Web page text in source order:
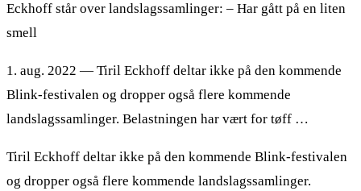
Eckhoff står over landslagssamlinger: – Har gått på en liten
smell
1. aug. 2022 — Tiril Eckhoff deltar ikke på den kommende
Blink-festivalen og dropper også flere kommende
landslagssamlinger. Belastningen har vært for tøff …
Tiril Eckhoff deltar ikke på den kommende Blink-festivalen
og dropper også flere kommende landslagssamlinger.